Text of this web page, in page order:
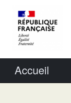
Accueil